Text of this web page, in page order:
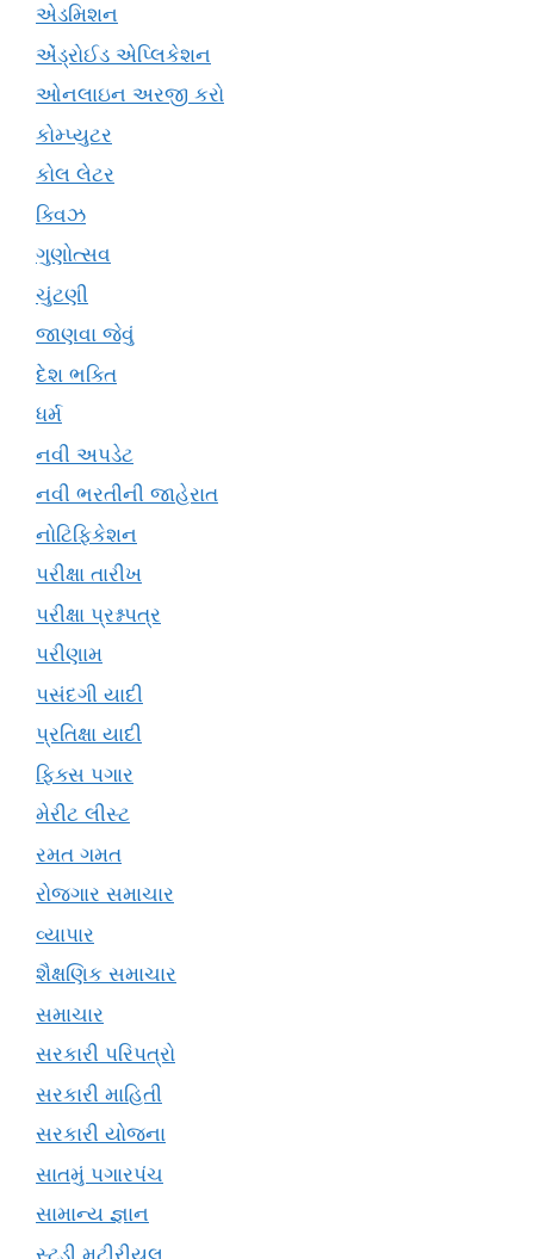
એડમિશન
એંડ્રોઈડ એપ્લિકેશન
ઓનલાઇન અરજી કરો
કોમ્પ્યુટર
કોલ લેટર
ક્વિઝ
ગુણોત્સવ
ચુંટણી
જાણવા જેવું
દેશ ભક્તિ
ધર્મ
નવી અપડેટ
નવી ભરતીની જાહેરાત
નોટિફિકેશન
પરીક્ષા તારીખ
પરીક્ષા પ્રશ્નપત્ર
પરીણામ
પસંદગી યાદી
પ્રતિક્ષા યાદી
ફિક્સ પગાર
મેરીટ લીસ્ટ
રમત ગમત
રોજગાર સમાચાર
વ્યાપાર
શૈક્ષણિક સમાચાર
સમાચાર
સરકારી પરિપત્રો
સરકારી માહિતી
સરકારી યોજના
સાતમું પગારપંચ
સામાન્ય જ્ઞાન
સ્ટડી મટીરીયલ